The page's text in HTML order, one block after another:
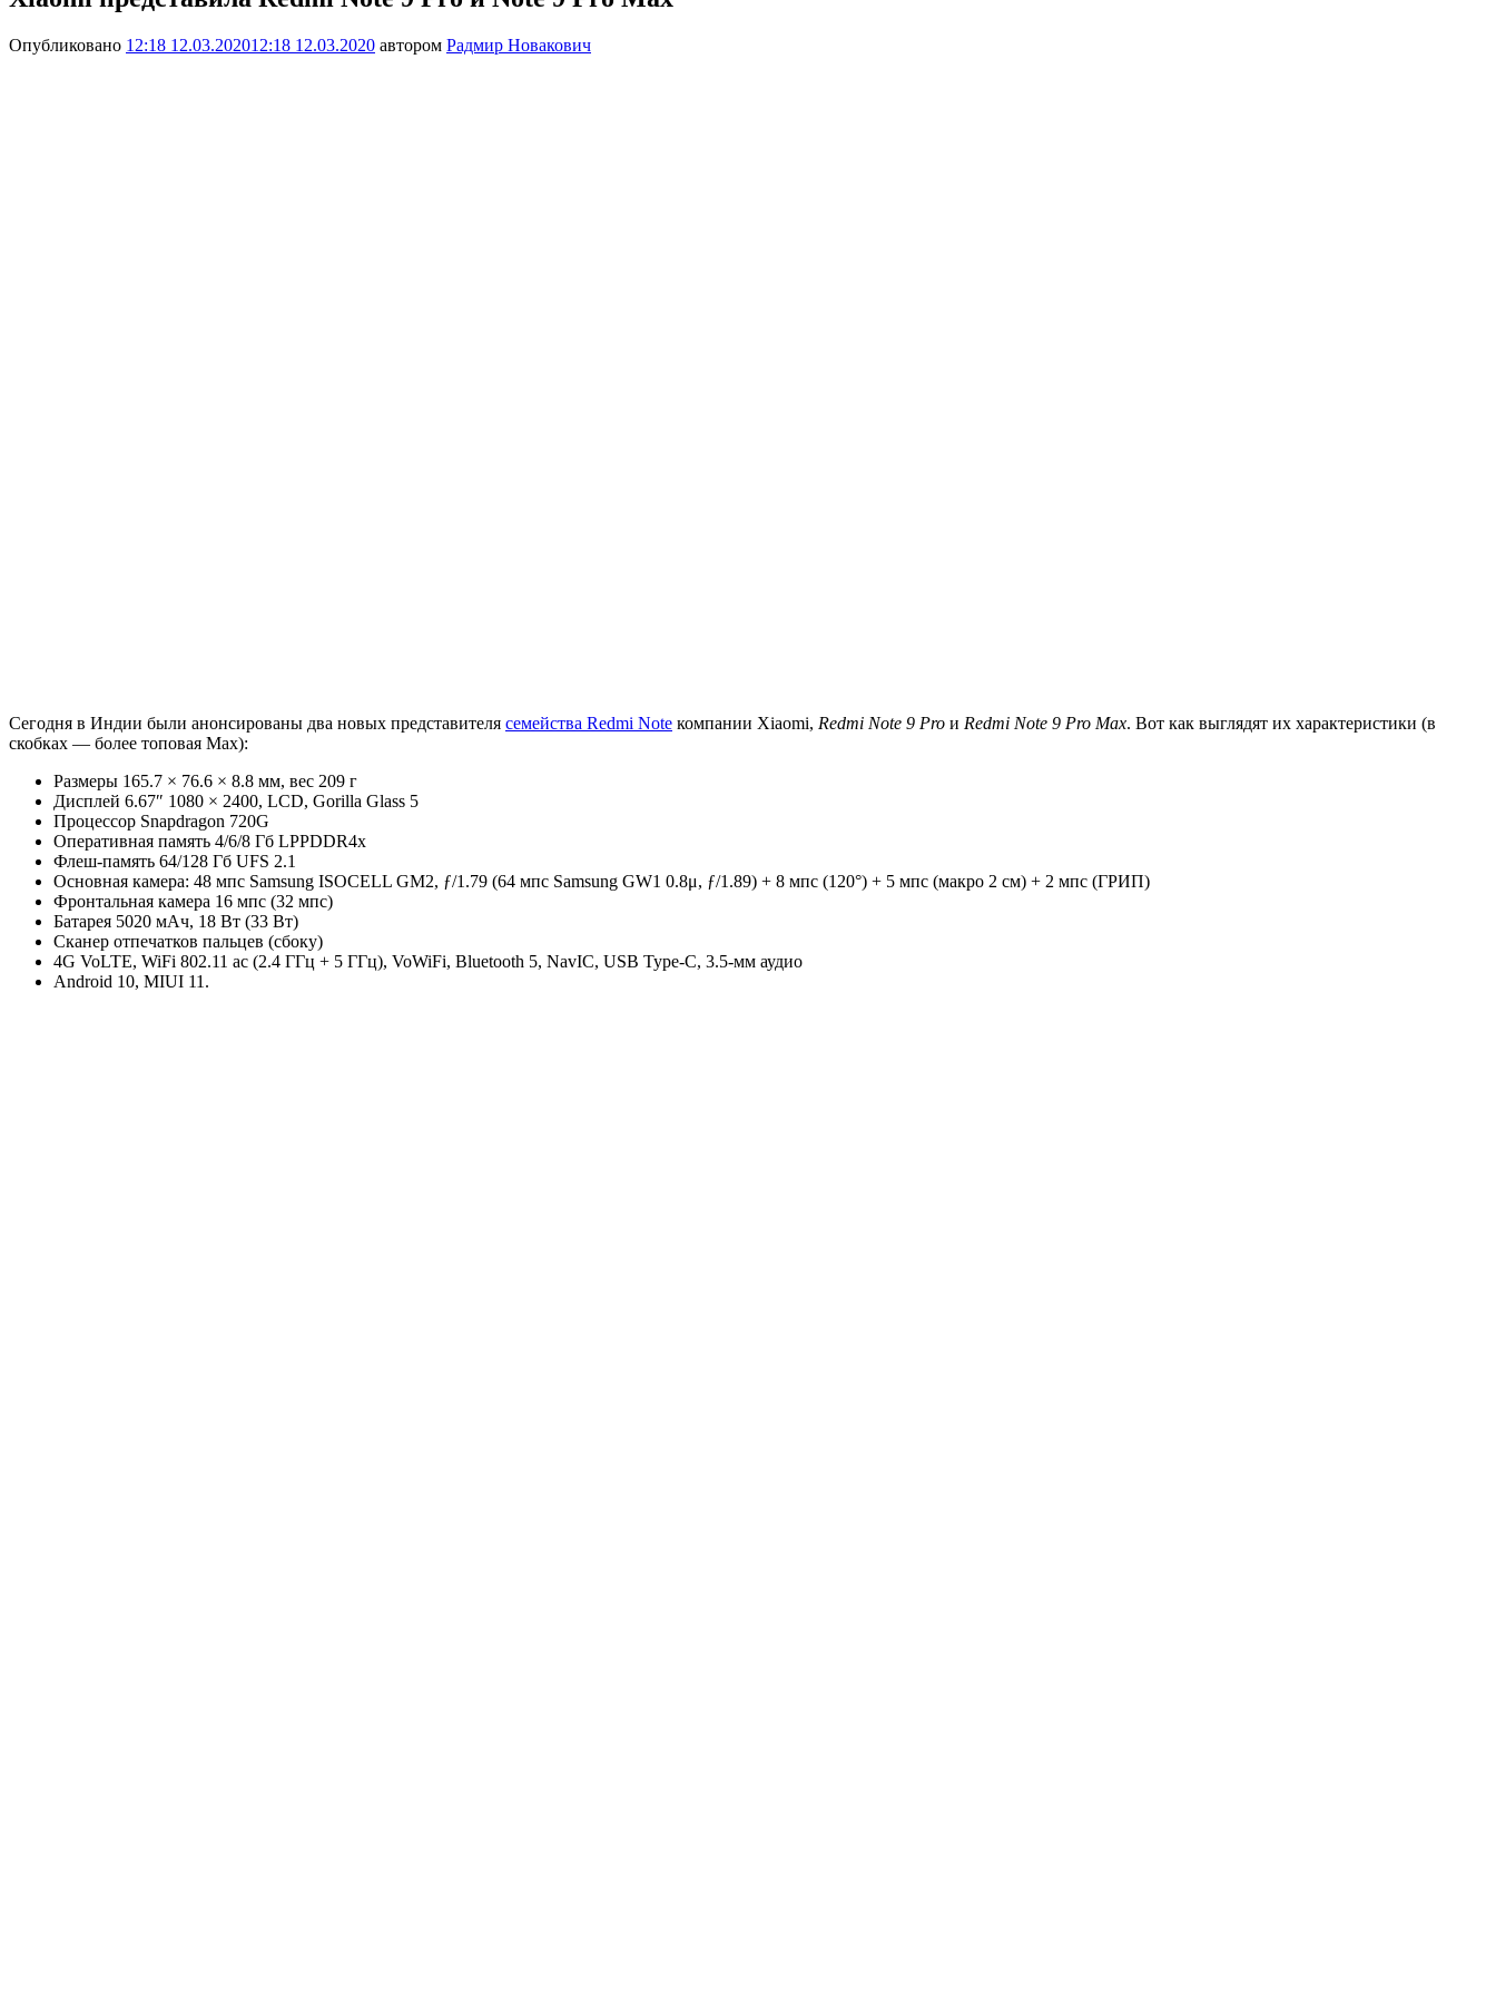
Опубликовано 12:18 12.03.202012:18 12.03.2020 автором Радмир Новакович
Сегодня в Индии были анонсированы два новых представителя семейства Redmi Note компании Xiaomi, Redmi Note 9 Pro и Redmi Note 9 Pro Max. Вот как выглядят их характеристики (в
скобках — более топовая Max):
Размеры 165.7 × 76.6 × 8.8 мм, вес 209 г
Дисплей 6.67″ 1080 × 2400, LCD, Gorilla Glass 5
Процессор Snapdragon 720G
Оперативная память 4/6/8 Гб LPPDDR4x
Флеш-память 64/128 Гб UFS 2.1
Основная камера: 48 мпс Samsung ISOCELL GM2, ƒ/1.79 (64 мпс Samsung GW1 0.8μ, ƒ/1.89) + 8 мпс (120°) + 5 мпс (макро 2 см) + 2 мпс (ГРИП)
Фронтальная камера 16 мпс (32 мпс)
Батарея 5020 мАч, 18 Вт (33 Вт)
Сканер отпечатков пальцев (сбоку)
4G VoLTE, WiFi 802.11 ac (2.4 ГГц + 5 ГГц), VoWiFi, Bluetooth 5, NavIC, USB Type-C, 3.5-мм аудио
Android 10, MIUI 11.